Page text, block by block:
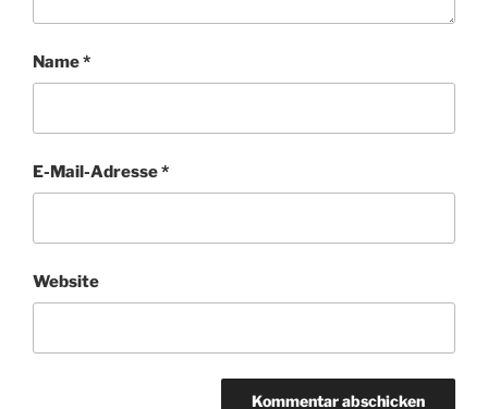
Name*
E-Mail-Adresse*
Website